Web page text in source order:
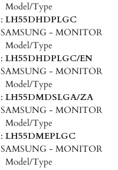
Model/Type
: LH55DHDPLGC
SAMSUNG - MONITOR
Model/Type
: LH55DHDPLGC/EN
SAMSUNG - MONITOR
Model/Type
: LH55DMDSLGA/ZA
SAMSUNG - MONITOR
Model/Type
: LH55DMEPLGC
SAMSUNG - MONITOR
Model/Type